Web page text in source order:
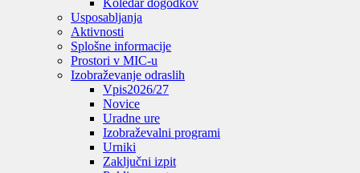
Koledar dogodkov
Usposabljanja
Aktivnosti
Splošne informacije
Prostori v MIC-u
Izobraževanje odraslih
Vpis2026/27
Novice
Uradne ure
Izobraževalni programi
Urniki
Zaključni izpit